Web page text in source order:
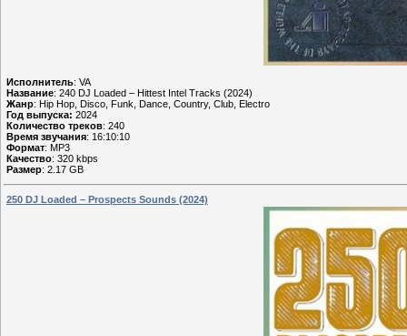
Исполнитель: VA
Название: 240 DJ Loaded – Hittest Intel Tracks (2024)
Жанр: Hip Hop, Disco, Funk, Dance, Country, Club, Electro
Год выпуска: 2024
Количество треков: 240
Время звучания: 16:10:10
Формат: MP3
Качество: 320 kbps
Размер: 2.17 GB
250 DJ Loaded – Prospects Sounds (2024)